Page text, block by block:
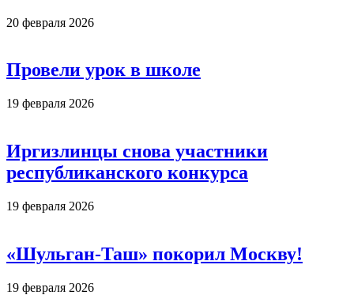
20 февраля 2026
Провели урок в школе
19 февраля 2026
Иргизлинцы снова участники
республиканского конкурса
19 февраля 2026
«Шульган-Таш» покорил Москву!
19 февраля 2026